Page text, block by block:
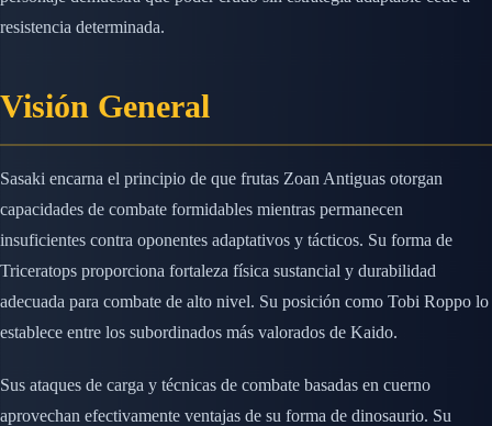
resistencia determinada.
Visión General
Sasaki encarna el principio de que frutas Zoan Antiguas otorgan
capacidades de combate formidables mientras permanecen
insuficientes contra oponentes adaptativos y tácticos. Su forma de
Triceratops proporciona fortaleza física sustancial y durabilidad
adecuada para combate de alto nivel. Su posición como Tobi Roppo lo
establece entre los subordinados más valorados de Kaido.
Sus ataques de carga y técnicas de combate basadas en cuerno
aprovechan efectivamente ventajas de su forma de dinosaurio. Su